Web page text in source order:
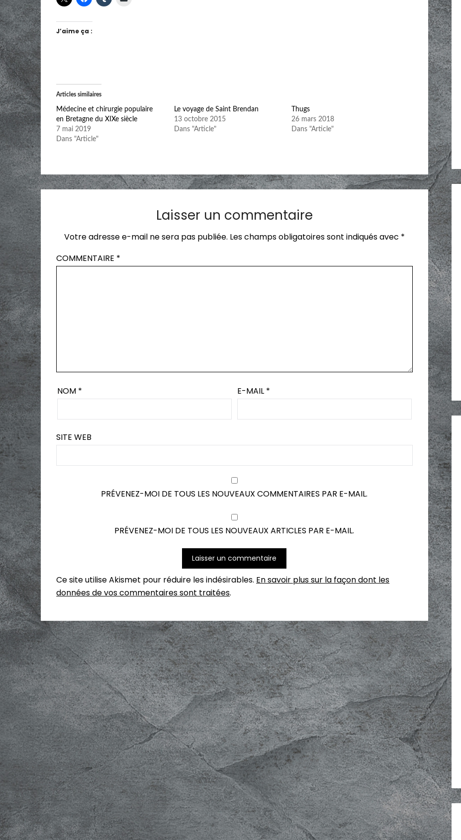
J’aime ça :
Articles similaires
Médecine et chirurgie populaire
en Bretagne du XIXe siècle
7 mai 2019
Dans "Article"
Le voyage de Saint Brendan
13 octobre 2015
Dans "Article"
Thugs
26 mars 2018
Dans "Article"
Laisser un commentaire
Votre adresse e-mail ne sera pas publiée. Les champs obligatoires sont indiqués avec *
COMMENTAIRE *
NOM * E-MAIL *
SITE WEB
PRÉVENEZ-MOI DE TOUS LES NOUVEAUX COMMENTAIRES PAR E-MAIL.
PRÉVENEZ-MOI DE TOUS LES NOUVEAUX ARTICLES PAR E-MAIL.
Ce site utilise Akismet pour réduire les indésirables. En savoir plus sur la façon dont les
données de vos commentaires sont traitées.